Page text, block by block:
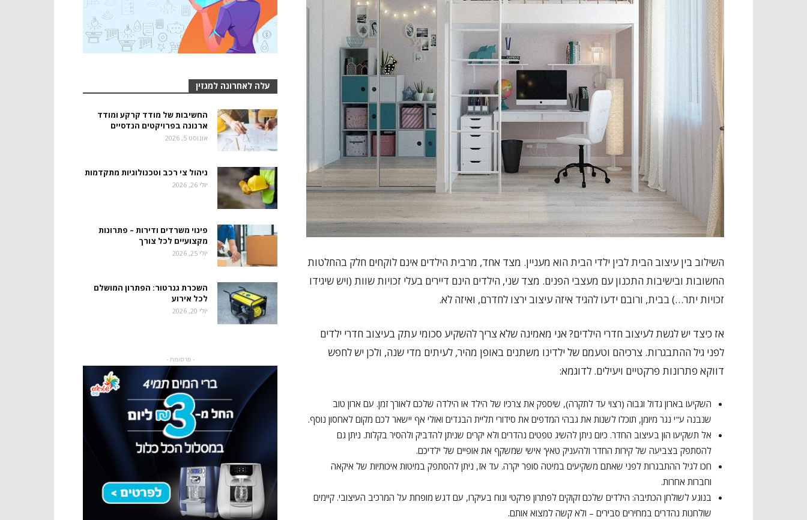
השילוב בין עיצוב הבית לבין ילדי הבית הוא מעניין. מצד אחד, מרבית הילדים אינם לוקחים חלק בהחלטות
החשובות ובישיבות התכנון עם מעצבי הפנים. מצד שני, הילדים הינם דיירים בעלי זכויות שוות (ויש שיגידו
זכויות יתר…) בבית, ורובם ידעו להגיד איזה עיצוב ירצו לחדרם, ואיזה לא.
אז כיצד יש לגשת לעיצוב חדרי הילדים? אני מאמינה שלא צריך להשקיע סכומי עתק בעיצוב חדרי ילדים
לפני גיל ההתבגרות. צרכיהם וטעמם של ילדינו משתנים באופן מהיר, לעיתים מדי שנה, ולכן יש לחפש
דווקא פתרונות פרקטיים ויעילים. לדוגמא:
השקיעו בארון גדול וגבוה (רצוי עד לתקרה), שיספק את צרכיו של הילד או הילדה שלכם לאורך זמן. עם ארון טוב
שנבנה ע"י נגר מיומן, תוכלו לשנות את גבהי המדפים את סידורי תליית הבגדים ואולי אף יישאר לכם מקום לאחסון נוסף.
אל תשקיעו הון בעיצוב החדר. כיום ניתן להשיג טפטים נהדרים ולא יקרים שניתן להדביק ולהסיר בקלות. ניתן גם
להסתפק בצביעה של קירות החדר ולהעניק טאץ' אישי שמשקף את אופיים של ילדיכם.
חכו לגיל ההתבגרות לפני שאתם משקיעים במיטה סופר יקרה. עד אז, ניתן להסתפק במיטות איכותיות של איקאה
וחברות אחרות.
בנוגע לשולחן הכתיבה: הילדים שלכם זקוקים לפתרון פרקטי ונוח בעיקרו, עם דגש מופחת על המרכיב העיצובי. קיימים
שולחנות נהדרים במחירים סבירים – ולא קשה למצוא אותם.
עלה לאחרונה למגזין
החשיבות של מודד קרקע ומודד
ארנונה בפרויקטים הנדסיים
אוגוסט 5, 2026
ניהול צי רכב וטכנולוגיות מתקדמות
יולי 26, 2026
פינוי משרדים ודירות – פתרונות
מקצועיים לכל צורך
יולי 25, 2026
השכרת גנרטור: הפתרון המושלם
לכל אירוע
יולי 20, 2026
- פרסומת -